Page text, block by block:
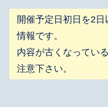
開催予定日初日を2
情報です。
内容が古くなってい
注意下さい。